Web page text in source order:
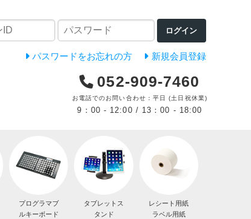
ログイン
パスワードをお忘れの方 新規会員登録
052-909-7460
お電話でのお問い合わせ：平日 (土日祝休業)
9：00 - 12:00 / 13：00 - 18:00
プログラマブ
ルキーボード
タブレットス
タンド
レシート用紙
ラベル用紙